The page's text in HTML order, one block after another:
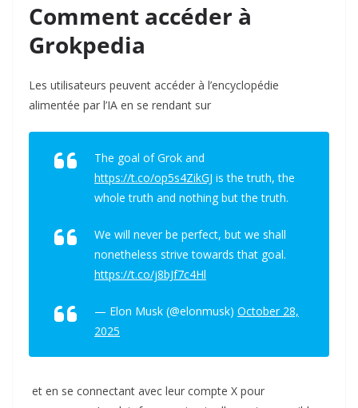
Comment accéder à
Grokpedia
Les utilisateurs peuvent accéder à l’encyclopédie
alimentée par l’IA en se rendant sur
The goal of Grok and
https://t.co/op5s4ZikGJ is the truth, the
whole truth and nothing but the truth.
We will never be perfect, but we shall
nonetheless strive towards that goal.
https://t.co/j8bJf7c4Hl
— Elon Musk (@elonmusk) October 28,
2025
et en se connectant avec leur compte X pour